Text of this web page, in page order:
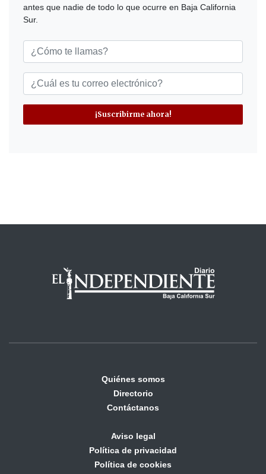
antes que nadie de todo lo que ocurre en Baja California
Sur.
¡Suscribirme ahora!
Quiénes somos
Directorio
Contáctanos
Aviso legal
Política de privacidad
Política de cookies